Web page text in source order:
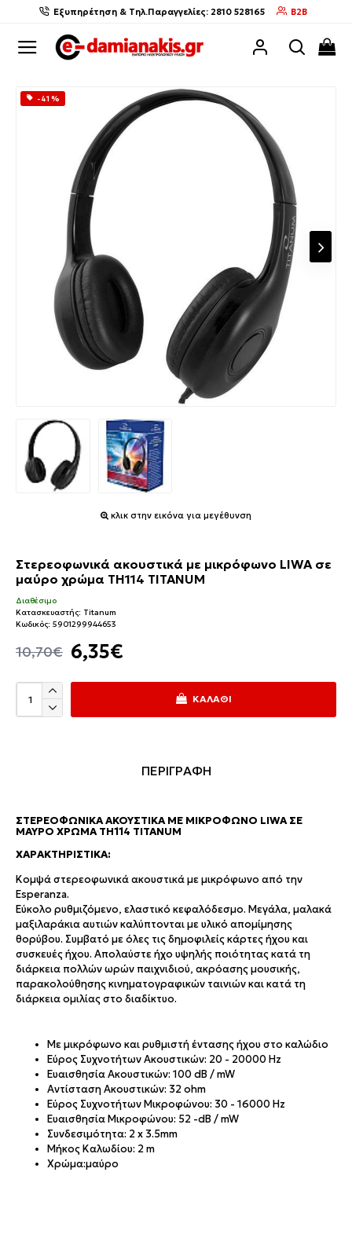
Εξυπηρέτηση & Τηλ.Παραγγελίες: 2810 528165 B2B
-41 %
κλικ στην εικόνα για μεγέθυνση
Στερεοφωνικά ακουστικά με μικρόφωνο LIWA σε
μαύρο χρώμα TH114 TITANUM
6,35€
10,70€
Διαθέσιμο
Κατασκευαστής: Titanum
Κωδικός: 5901299944653
ΚΑΛΆΘΙ
ΠΕΡΙΓΡΑΦΗ
ΣΤΕΡΕΟΦΩΝΙΚΆ ΑΚΟΥΣΤΙΚΆ ΜΕ ΜΙΚΡΌΦΩΝΟ LIWA ΣΕ
ΜΑΎΡΟ ΧΡΏΜΑ TH114 TITANUM
ΧΑΡΑΚΤΗΡΙΣΤΙΚΑ:
Κομψά στερεοφωνικά ακουστικά με μικρόφωνο από την
Esperanza.
Εύκολο ρυθμιζόμενο, ελαστικό κεφαλόδεσμο. Μεγάλα, μαλακά
μαξιλαράκια αυτιών καλύπτονται με υλικό απομίμησης
θορύβου. Συμβατό με όλες τις δημοφιλείς κάρτες ήχου και
συσκευές ήχου. Απολαύστε ήχο υψηλής ποιότητας κατά τη
διάρκεια πολλών ωρών παιχνιδιού, ακρόασης μουσικής,
παρακολούθησης κινηματογραφικών ταινιών και κατά τη
διάρκεια ομιλίας στο διαδίκτυο.
Με μικρόφωνο και ρυθμιστή έντασης ήχου στο καλώδιο
Εύρος Συχνοτήτων Ακουστικών: 20 - 20000 Hz
Ευαισθησία Ακουστικών: 100 dB / mW
Αντίσταση Ακουστικών: 32 ohm
Εύρος Συχνοτήτων Μικροφώνου: 30 - 16000 Hz
Ευαισθησία Μικροφώνου: 52 -dB / mW
Συνδεσιμότητα: 2 x 3.5mm
Μήκος Καλωδίου: 2 m
Χρώμα:μαύρο